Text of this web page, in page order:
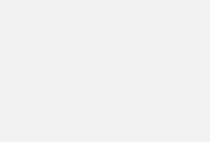
- Teleskopdeichsel - Zugtraverse